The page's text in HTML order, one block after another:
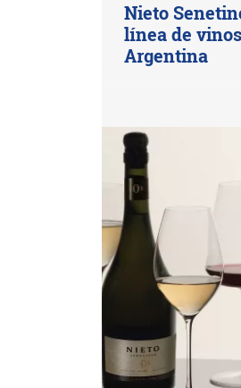
Nieto
línea de
Argentina